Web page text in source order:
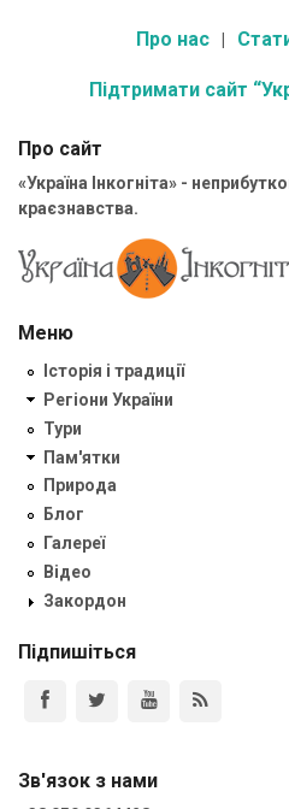
Про нас
Підтримати сайт
Про сайт
«Україна Інкогніта» -
краєзнавства.
Меню
Історія і традиції
Регіони України
Тури
Пам'ятки
Природа
Блог
Галереї
Відео
Закордон
Підпишіться
Зв'язок з нами